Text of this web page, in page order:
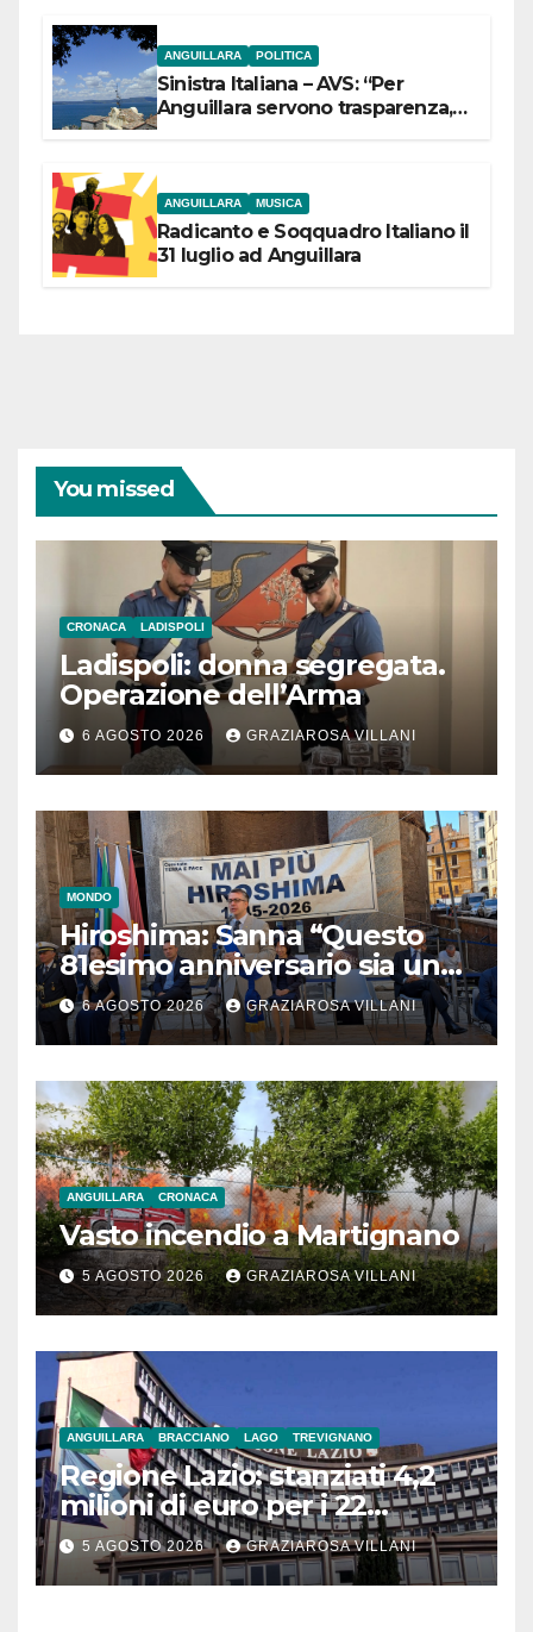
ANGUILLARA POLITICA
Sinistra Italiana – AVS: “Per
Anguillara servono trasparenza,
ANGUILLARA MUSICA
Radicanto e Soqquadro Italiano il
31 luglio ad Anguillara
You missed
CRONACA LADISPOLI
Ladispoli: donna segregata.
Operazione dell’Arma
6 AGOSTO 2026 GRAZIAROSA VILLANI
MONDO
Hiroshima: Sanna “Questo
81esimo anniversario sia un
monito per tutti”
6 AGOSTO 2026 GRAZIAROSA VILLANI
ANGUILLARA CRONACA
Vasto incendio a Martignano
5 AGOSTO 2026 GRAZIAROSA VILLANI
ANGUILLARA BRACCIANO LAGO TREVIGNANO
Regione Lazio: stanziati 4,2
milioni di euro per i 22
Comuni dell’Etruria
Meridionale
5 AGOSTO 2026 GRAZIAROSA VILLANI